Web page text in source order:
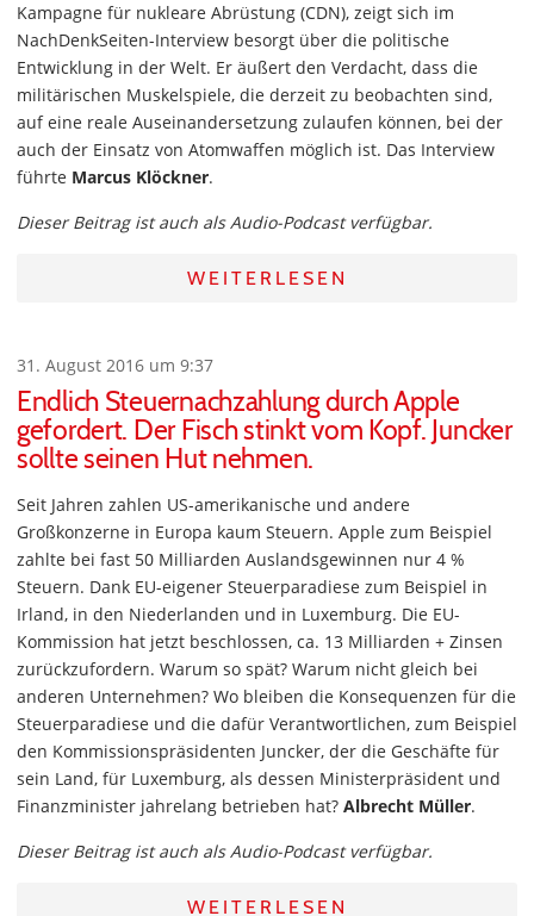
Kampagne für nukleare Abrüstung (CDN), zeigt sich im
NachDenkSeiten-Interview besorgt über die politische
Entwicklung in der Welt. Er äußert den Verdacht, dass die
militärischen Muskelspiele, die derzeit zu beobachten sind,
auf eine reale Auseinandersetzung zulaufen können, bei der
auch der Einsatz von Atomwaffen möglich ist. Das Interview
führte Marcus Klöckner.
Dieser Beitrag ist auch als Audio-Podcast verfügbar.
WEITERLESEN
31. August 2016 um 9:37
Endlich Steuernachzahlung durch Apple
gefordert. Der Fisch stinkt vom Kopf. Juncker
sollte seinen Hut nehmen.
Seit Jahren zahlen US-amerikanische und andere
Großkonzerne in Europa kaum Steuern. Apple zum Beispiel
zahlte bei fast 50 Milliarden Auslandsgewinnen nur 4 %
Steuern. Dank EU-eigener Steuerparadiese zum Beispiel in
Irland, in den Niederlanden und in Luxemburg. Die EU-
Kommission hat jetzt beschlossen, ca. 13 Milliarden + Zinsen
zurückzufordern. Warum so spät? Warum nicht gleich bei
anderen Unternehmen? Wo bleiben die Konsequenzen für die
Steuerparadiese und die dafür Verantwortlichen, zum Beispiel
den Kommissionspräsidenten Juncker, der die Geschäfte für
sein Land, für Luxemburg, als dessen Ministerpräsident und
Finanzminister jahrelang betrieben hat? Albrecht Müller.
Dieser Beitrag ist auch als Audio-Podcast verfügbar.
WEITERLESEN